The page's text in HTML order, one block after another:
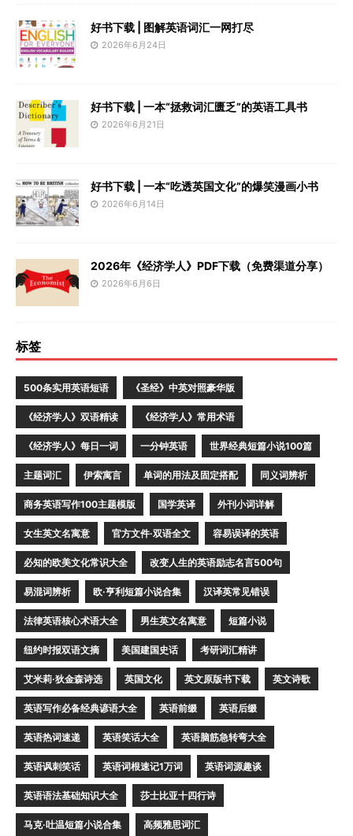
好书下载 | 图解英语词汇一网打尽
2026年6月24日
好书下载 | 一本“拯救词汇匮乏”的英语工具书
2026年6月21日
好书下载 | 一本“吃透英国文化”的爆笑漫画小书
2026年6月14日
2026年《经济学人》PDF下载（免费渠道分享）
2026年6月6日
标签
500条实用英语短语 《圣经》中英对照豪华版
《经济学人》双语精读 《经济学人》常用术语
《经济学人》每日一词 一分钟英语 世界经典短篇小说100篇
主题词汇 伊索寓言 单词的用法及固定搭配 同义词辨析
商务英语写作100主题模版 国学英译 外刊小词详解
女生英文名寓意 官方文件·双语全文 容易误译的英语
必知的欧美文化常识大全 改变人生的英语励志名言500句
易混词辨析 欧·亨利短篇小说合集 汉译英常见错误
法律英语核心术语大全 男生英文名寓意 短篇小说
纽约时报双语文摘 美国建国史话 考研词汇精讲
艾米莉·狄金森诗选 英国文化 英文原版书下载 英文诗歌
英语写作必备经典谚语大全 英语前缀 英语后缀
英语热词速递 英语笑话大全 英语脑筋急转弯大全
英语讽刺笑话 英语词根速记1万词 英语词源趣谈
英语语法基础知识大全 莎士比亚十四行诗
马克·吐温短篇小说合集 高频雅思词汇